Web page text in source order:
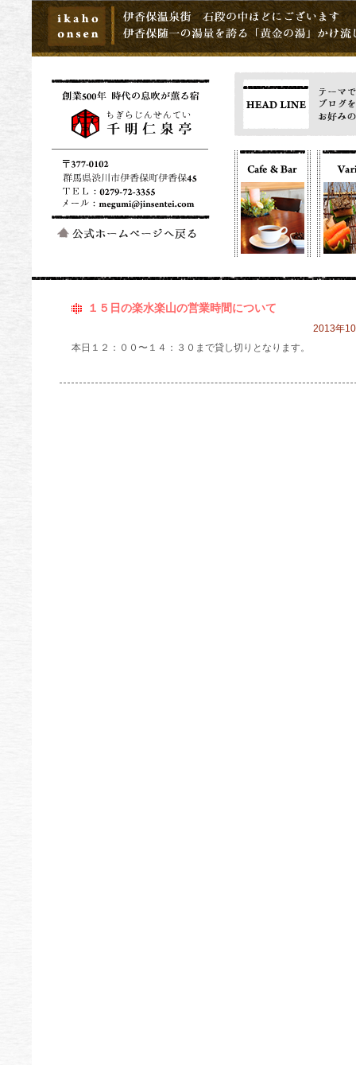
１５日の楽水楽山の営業時間について
2013年
本日１２：００〜１４：３０まで貸し切りとなります。